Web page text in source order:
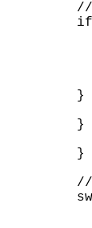
//
if (
if (
}
}
}
//